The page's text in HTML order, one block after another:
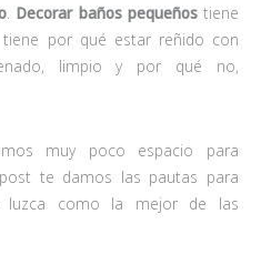
Decorar baños pequeñostiene
por qué estar reñido con
limpio y por qué no,
muy poco espacio para
te damos las pautas para
luzca como la mejor de las